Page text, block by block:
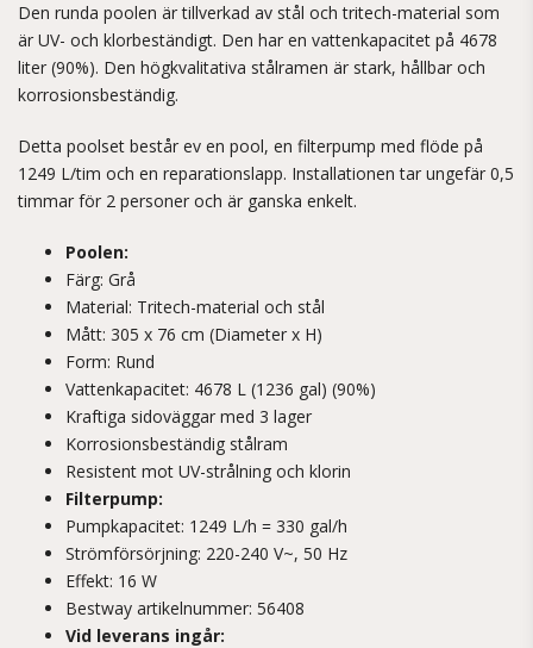
Den runda poolen är tillverkad av stål och tritech-material som
är UV- och klorbeständigt. Den har en vattenkapacitet på 4678
liter (90%). Den högkvalitativa stålramen är stark, hållbar och
korrosionsbeständig.
Detta poolset består ev en pool, en filterpump med flöde på
1249 L/tim och en reparationslapp. Installationen tar ungefär 0,5
timmar för 2 personer och är ganska enkelt.
Poolen:
Färg: Grå
Material: Tritech-material och stål
Mått: 305 x 76 cm (Diameter x H)
Form: Rund
Vattenkapacitet: 4678 L (1236 gal) (90%)
Kraftiga sidoväggar med 3 lager
Korrosionsbeständig stålram
Resistent mot UV-strålning och klorin
Filterpump:
Pumpkapacitet: 1249 L/h = 330 gal/h
Strömförsörjning: 220-240 V~, 50 Hz
Effekt: 16 W
Bestway artikelnummer: 56408
Vid leverans ingår: